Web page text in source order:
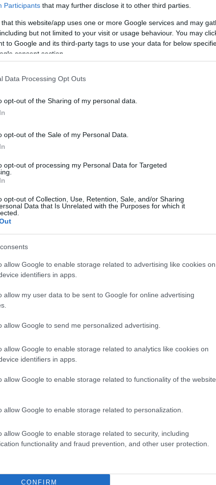
Participants that may further disclose it to other third parties.
that this website/app uses one or more Google services and may
but not limited to your visit or usage behaviour. You may
to Google and its third-party tags to use your data for below
consent section.
Data Processing Opt Outs
opt-out of the Sharing of my personal data.
opt-out of the Sale of my Personal Data.
opt-out of processing my Personal Data for Targeted
opt-out of Collection, Use, Retention, Sale, and/or Sharing
Data that Is Unrelated with the Purposes for which it
allow Google to enable storage related to advertising like cookies on
identifiers in apps.
allow my user data to be sent to Google for online advertising
allow Google to send me personalized advertising.
allow Google to enable storage related to analytics like cookies on
identifiers in apps.
allow Google to enable storage related to functionality of the website
allow Google to enable storage related to personalization.
allow Google to enable storage related to security, including
functionality and fraud prevention, and other user protection.
CONFIRM
látványra, de tapintásra is pazar. Azonban nemcsak a
nyújt. A gumiszalagok stabil tartást biztosítanak, megvédik
Ez különösen jól jön egy hosszabb út során vagy egy
a mindennapok kihívásaihoz, miközben 20 szál
rendelkező darab gombnyomásra nyílik, mintha egy
amikor egy cigarettatartót választ. Az efféle kiegészítő
Az Angelo cigarettatárca pedig kiváló példa arra,
igényes dohányzási élmény elengedhetetlen részévé.
a piac közkedvelt szereplőjévé vált. Sok pipás és
szinte egyenrangú fontoságát hirdetik
élményéért keres valami értékeset, látogassa meg a
kapcsolatos kiegészítőkben, a humidoroktól kezdve, a
Humidorshop.hu kapható más prémium termékek –
révén kitűnő választás lehet, amely biztos helyet talál
Teljesítménymérés: csak számokról van szó?